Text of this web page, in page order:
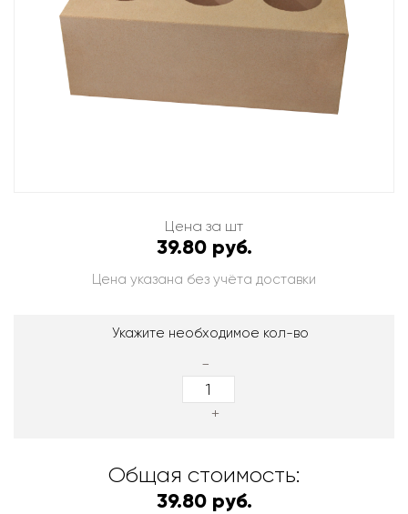
Цена за шт
39.80 руб.
Цена указана без учёта доставки
Укажите необходимое кол-во
-
+
Общая стоимость:
39.80 руб.